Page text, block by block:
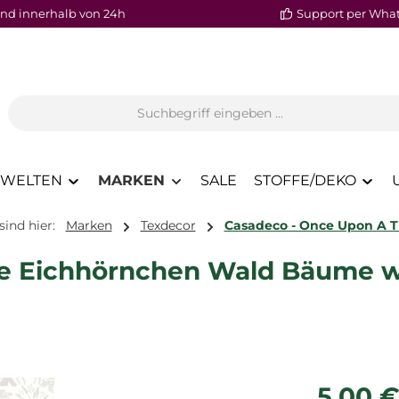
innerhalb von 24h Support per
MARKEN SALE STOFFE/DEKO
hier: Marken Texdecor Casadeco - Once Upon A
Eichhörnchen Wald Bäume
Regulärer